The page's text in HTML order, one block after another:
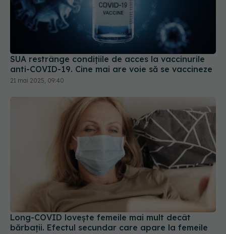
SUA restrânge condiţiile de acces la vaccinurile
anti-COVID-19. Cine mai are voie să se vaccineze
Long-COVID lovește femeile mai mult decât
bărbații. Efectul secundar care apare la femeile
de peste 40 de ani
06 feb 2025, 21:25